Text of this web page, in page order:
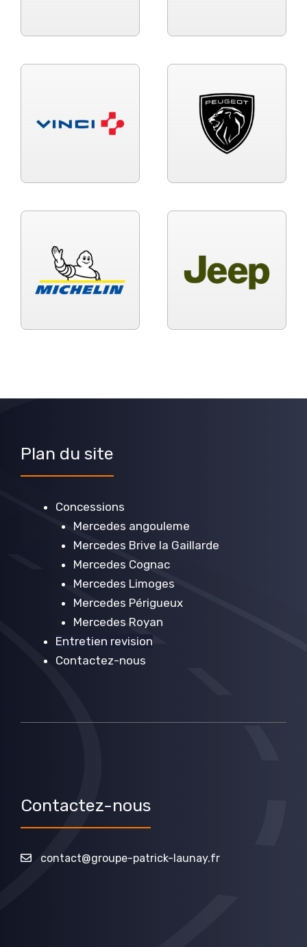
Plan du site
Concessions
Mercedes angouleme
Mercedes Brive la Gaillarde
Mercedes Cognac
Mercedes Limoges
Mercedes Périgueux
Mercedes Royan
Entretien revision
Contactez-nous
Contactez-nous
contact@groupe-patrick-launay.fr